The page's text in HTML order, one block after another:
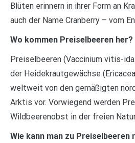
Blüten erinnern in ihrer Form an
auch der Name Cranberry – vom
Wo kommen Preiselbeeren her?
Preiselbeeren (Vaccinium vitis-
der Heidekrautgewächse
weltweit von den gemäßigten
Arktis vor. Vorwiegend werden
Wildbeerenobst in der freien
Wie kann man zu Preiselbeeren